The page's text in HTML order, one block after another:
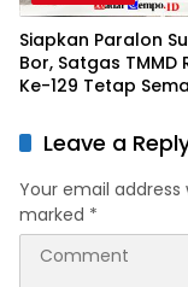
Siapkan Paralon
Bor, Satgas TMMD
Ke-129 Tetap
WargaLeave a
Your email address
marked *